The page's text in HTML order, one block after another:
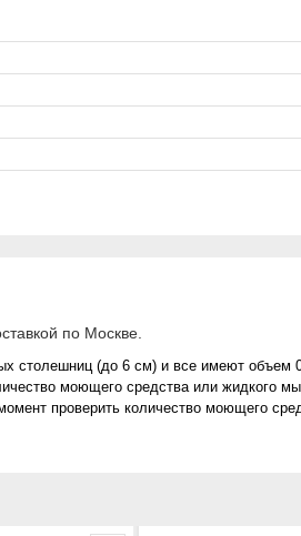
по Москве.
столешниц (до 6 см) и все имеют объем
моющего средства или жидкого
проверить количество моющего